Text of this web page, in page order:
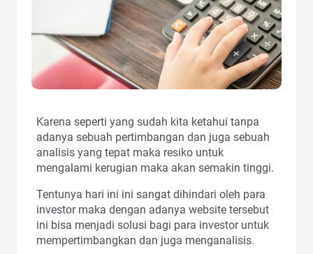
Karena seperti yang sudah kita ketahui tanpa
adanya sebuah pertimbangan dan juga sebuah
analisis yang tepat maka resiko untuk
mengalami kerugian maka akan semakin tinggi.
Tentunya hari ini ini sangat dihindari oleh para
investor maka dengan adanya website tersebut
ini bisa menjadi solusi bagi para investor untuk
mempertimbangkan dan juga menganalisis.